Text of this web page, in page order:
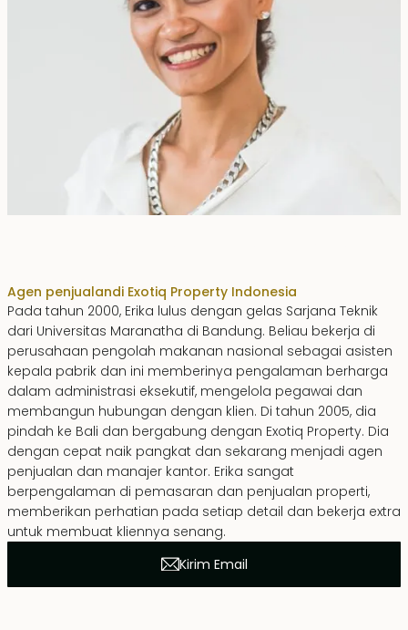
Agen penjualandi Exotiq Property Indonesia
Pada tahun 2000, Erika lulus dengan gelas Sarjana Teknik
dari Universitas Maranatha di Bandung. Beliau bekerja di
perusahaan pengolah makanan nasional sebagai asisten
kepala pabrik dan ini memberinya pengalaman berharga
dalam administrasi eksekutif, mengelola pegawai dan
membangun hubungan dengan klien. Di tahun 2005, dia
pindah ke Bali dan bergabung dengan Exotiq Property. Dia
dengan cepat naik pangkat dan sekarang menjadi agen
penjualan dan manajer kantor. Erika sangat
berpengalaman di pemasaran dan penjualan properti,
memberikan perhatian pada setiap detail dan bekerja extra
untuk membuat kliennya senang.
Kirim Email